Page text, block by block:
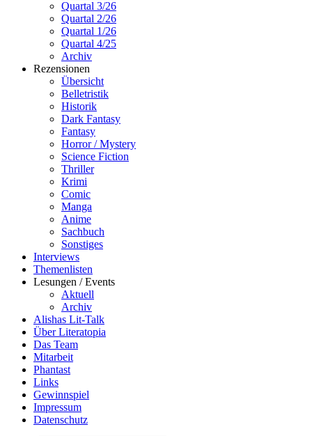
Quartal 3/26
Quartal 2/26
Quartal 1/26
Quartal 4/25
Archiv
Rezensionen
Übersicht
Belletristik
Historik
Dark Fantasy
Fantasy
Horror / Mystery
Science Fiction
Thriller
Krimi
Comic
Manga
Anime
Sachbuch
Sonstiges
Interviews
Themenlisten
Lesungen / Events
Aktuell
Archiv
Alishas Lit-Talk
Über Literatopia
Das Team
Mitarbeit
Phantast
Links
Gewinnspiel
Impressum
Datenschutz